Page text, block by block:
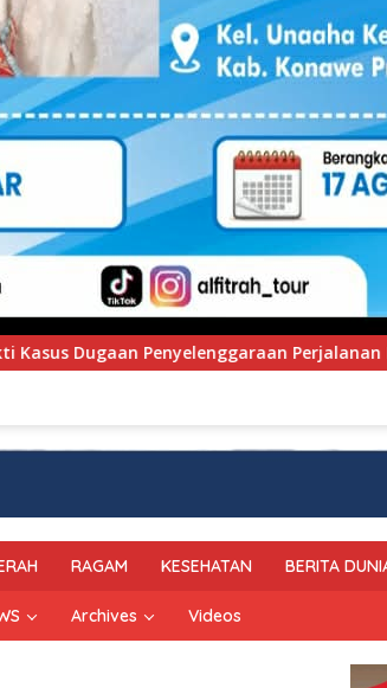
Ibadah Umrah Tanpa Izin ke
RAGAM KESEHATAN BERITA
Archives Videos